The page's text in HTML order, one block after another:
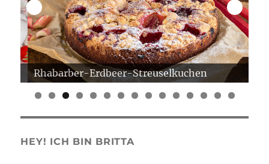
Rhabarber-Erdbeer-Streuselkuchen
0 1 2 3 4 5
HEY! ICH BIN BRITTA